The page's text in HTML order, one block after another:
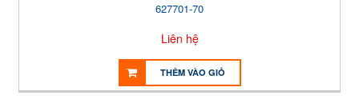
627701-70
Liên hệ
THÊM VÀO GIỎ